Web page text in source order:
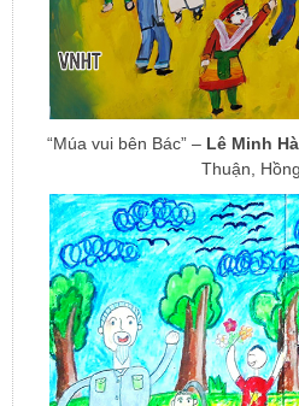
“Múa vui bên Bác” – Lê Minh Hà
Thuận,